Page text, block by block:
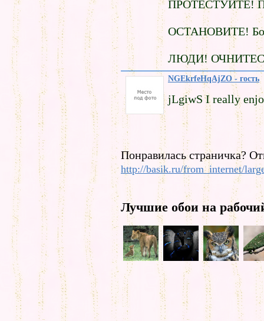
ПРОТЕСТУЙТЕ!
ОСТАНОВИТЕ!
ЛЮДИ!
NGEkrfeHqAjZO - гость
jLgiwS I really
Понравилась страничка?
http://basik.ru/from_internet/
Лучшие обои на